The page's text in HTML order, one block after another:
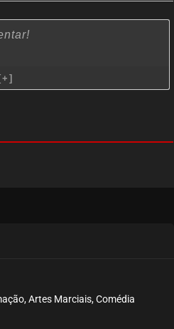
[+]
Artes Marciais, Comédia